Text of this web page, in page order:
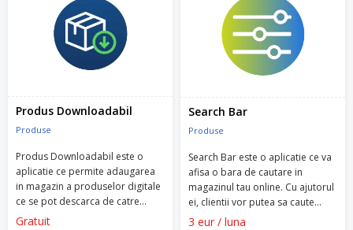
Produs Downloadabil
Produse
Produs Downloadabil este o
aplicatie ce permite adaugarea
in magazin a produselor digitale
ce se pot descarca de catre
clienti, din contul lor, dupa ce
Gratuit
Search Bar
Produse
Search Bar este o aplicatie ce va
afisa o bara de cautare in
magazinul tau online. Cu ajutorul
ei, clientii vor putea sa caute
produsele dorite dupa atribute
3 eur / luna